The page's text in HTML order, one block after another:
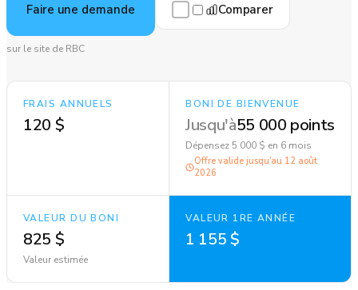
Faire une demande Comparer
sur le site de RBC
FRAIS ANNUELS
120 $
BONI DE BIENVENUE
Jusqu'à55 000 points
Dépensez 5 000 $ en 6 mois
Offre valide jusqu'au 12 août
2026
VALEUR DU BONI
825 $
Valeur estimée
VALEUR 1RE ANNÉE
1 155 $